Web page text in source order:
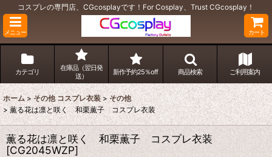
コスプレの専門店、CGcosplayです！For Cosplay、Trust CGcosplay！
メニュー カート
カテゴリ
在庫品（翌日発
送）
新作予約25％off 商品検索 ご利用案内
ホーム > その他 コスプレ衣装 > その他
> 薫る花は凛と咲く 和栗薫子 コスプレ衣装
薫る花は凛と咲く 和栗薫子 コスプレ衣装
[CG2045WZP]